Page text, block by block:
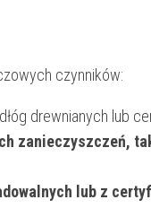
czynników:
drewnianych lub
zanieczyszczeń,
lub z